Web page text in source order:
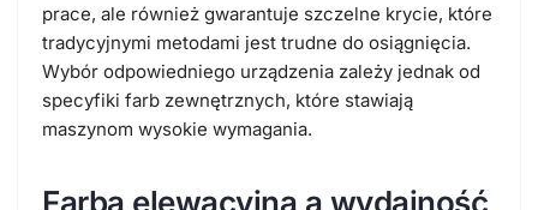
prace, ale również gwarantuje szczelne krycie, które
tradycyjnymi metodami jest trudne do osiągnięcia.
Wybór odpowiedniego urządzenia zależy jednak od
specyfiki farb zewnętrznych, które stawiają
maszynom wysokie wymagania.
Farba elewacyjna a wydajność